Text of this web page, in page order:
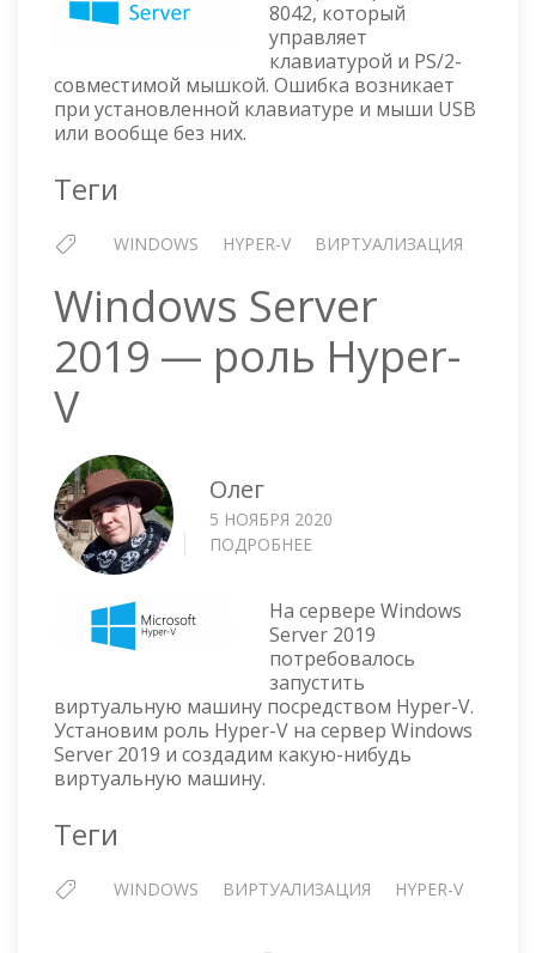
OR
SYSTEM-
START
DRIVER(S)
FAILED
8042, который
управляет
клавиатурой и PS/2-
совместимой мышкой. Ошибка возникает
при установленной клавиатуре и мыши USB
или вообще без них.
Теги
WINDOWS HYPER-V ВИРТУАЛИЗАЦИЯ
Windows Server
2019 — роль Hyper-
V
Олег
5 НОЯБРЯ 2020
ПОДРОБНЕЕ
2019
—
РОЛЬ
HYPER-
V
На сервере Windows
Server 2019
потребовалось
запустить
виртуальную машину посредством Hyper-V.
Установим роль Hyper-V на сервер Windows
Server 2019 и создадим какую-нибудь
виртуальную машину.
Теги
WINDOWS ВИРТУАЛИЗАЦИЯ HYPER-V